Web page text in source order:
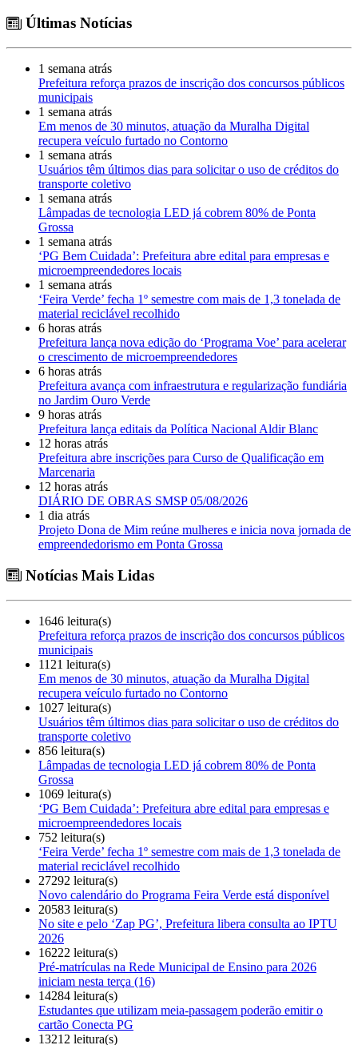
Últimas Notícias
1 semana atrás
Prefeitura reforça prazos de inscrição dos concursos públicos
municipais
1 semana atrás
Em menos de 30 minutos, atuação da Muralha Digital
recupera veículo furtado no Contorno
1 semana atrás
Usuários têm últimos dias para solicitar o uso de créditos do
transporte coletivo
1 semana atrás
Lâmpadas de tecnologia LED já cobrem 80% de Ponta
Grossa
1 semana atrás
‘PG Bem Cuidada’: Prefeitura abre edital para empresas e
microempreendedores locais
1 semana atrás
‘Feira Verde’ fecha 1º semestre com mais de 1,3 tonelada de
material reciclável recolhido
6 horas atrás
Prefeitura lança nova edição do ‘Programa Voe’ para acelerar
o crescimento de microempreendedores
6 horas atrás
Prefeitura avança com infraestrutura e regularização fundiária
no Jardim Ouro Verde
9 horas atrás
Prefeitura lança editais da Política Nacional Aldir Blanc
12 horas atrás
Prefeitura abre inscrições para Curso de Qualificação em
Marcenaria
12 horas atrás
DIÁRIO DE OBRAS SMSP 05/08/2026
1 dia atrás
Projeto Dona de Mim reúne mulheres e inicia nova jornada de
empreendedorismo em Ponta Grossa
Notícias Mais Lidas
1646 leitura(s)
Prefeitura reforça prazos de inscrição dos concursos públicos
municipais
1121 leitura(s)
Em menos de 30 minutos, atuação da Muralha Digital
recupera veículo furtado no Contorno
1027 leitura(s)
Usuários têm últimos dias para solicitar o uso de créditos do
transporte coletivo
856 leitura(s)
Lâmpadas de tecnologia LED já cobrem 80% de Ponta
Grossa
1069 leitura(s)
‘PG Bem Cuidada’: Prefeitura abre edital para empresas e
microempreendedores locais
752 leitura(s)
‘Feira Verde’ fecha 1º semestre com mais de 1,3 tonelada de
material reciclável recolhido
27292 leitura(s)
Novo calendário do Programa Feira Verde está disponível
20583 leitura(s)
No site e pelo ‘Zap PG’, Prefeitura libera consulta ao IPTU
2026
16222 leitura(s)
Pré-matrículas na Rede Municipal de Ensino para 2026
iniciam nesta terça (16)
14284 leitura(s)
Estudantes que utilizam meia-passagem poderão emitir o
cartão Conecta PG
13212 leitura(s)